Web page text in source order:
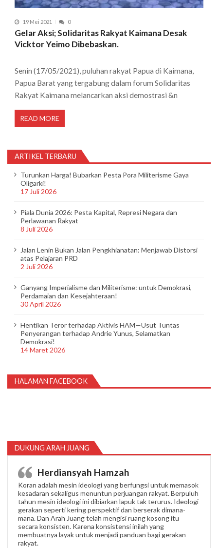
19 Mei 2021 0
Gelar Aksi; Solidaritas Rakyat Kaimana Desak
Vicktor Yeimo Dibebaskan.
Senin (17/05/2021), puluhan rakyat Papua di Kaimana,
Papua Barat yang tergabung dalam forum Solidaritas
Rakyat Kaimana melancarkan aksi demostrasi &n
READ MORE
ARTIKEL TERBARU
Turunkan Harga! Bubarkan Pesta Pora Militerisme Gaya
Oligarki!
17 Juli 2026
Piala Dunia 2026: Pesta Kapital, Represi Negara dan
Perlawanan Rakyat
8 Juli 2026
Jalan Lenin Bukan Jalan Pengkhianatan: Menjawab Distorsi
atas Pelajaran PRD
2 Juli 2026
Ganyang Imperialisme dan Militerisme: untuk Demokrasi,
Perdamaian dan Kesejahteraan!
30 April 2026
Hentikan Teror terhadap Aktivis HAM—Usut Tuntas
Penyerangan terhadap Andrie Yunus, Selamatkan
Demokrasi!
14 Maret 2026
HALAMAN FACEBOOK
DUKUNG ARAH JUANG
Herdiansyah Hamzah
Koran adalah mesin ideologi yang berfungsi untuk memasok
kesadaran sekaligus menuntun perjuangan rakyat. Berpuluh
tahun mesin ideologi ini dibiarkan lapuk tak terurus. Ideologi
gerakan seperti kering perspektif dan berserak dimana-
mana. Dan Arah Juang telah mengisi ruang kosong itu
secara konsisten. Karena konsistensi inilah yang
membuatnya layak untuk menjadi panduan bagi gerakan
rakyat.